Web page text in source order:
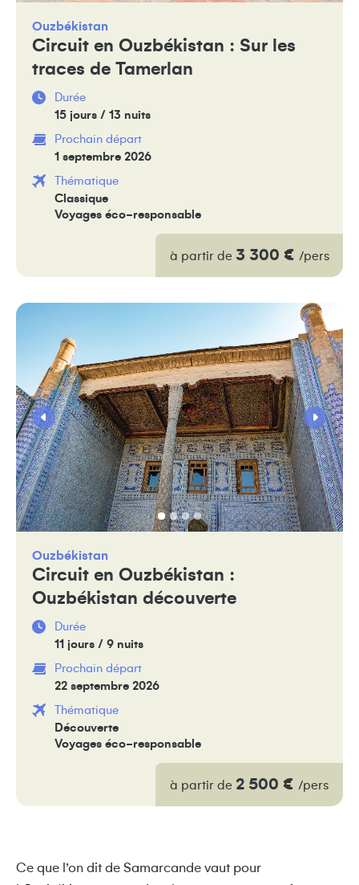
Ouzbékistan
Circuit en Ouzbékistan : Sur les
traces de Tamerlan
Durée
15 jours / 13 nuits
Prochain départ
1 septembre 2026
Thématique
Classique
Voyages éco-responsable
à partir de 3 300 € /pers
Ouzbékistan
Circuit en Ouzbékistan :
Ouzbékistan découverte
Durée
11 jours / 9 nuits
Prochain départ
22 septembre 2026
Thématique
Découverte
Voyages éco-responsable
à partir de 2 500 € /pers
Ce que l’on dit de Samarcande vaut pour